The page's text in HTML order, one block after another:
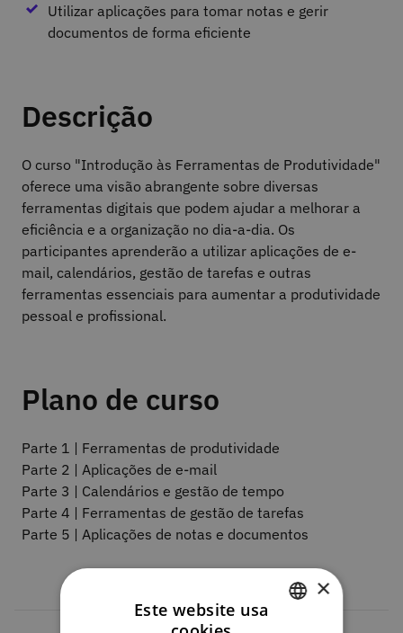
Utilizar aplicações para tomar notas e gerir
documentos de forma eficiente
Descrição
O curso "Introdução às Ferramentas de Produtividade"
oferece uma visão abrangente sobre diversas
ferramentas digitais que podem ajudar a melhorar a
eficiência e a organização no dia-a-dia. Os
participantes aprenderão a utilizar aplicações de e-
mail, calendários, gestão de tarefas e outras
ferramentas essenciais para aumentar a produtividade
pessoal e profissional.
Plano de curso
Parte 1 | Ferramentas de produtividade
Parte 2 | Aplicações de e-mail
Parte 3 | Calendários e gestão de tempo
Parte 4 | Ferramentas de gestão de tarefas
Parte 5 | Aplicações de notas e documentos
×
Este website usa